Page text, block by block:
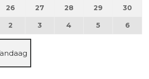
2026 2026
26 26 augustus 2026
27 27 augustus 2026
28 28 augustus 2026
29 29 30
2026
2 2 september 2026
3 3 september 2026
4 4 september 2026
5 5 6